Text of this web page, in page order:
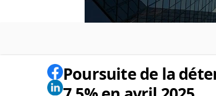
Poursuite de la